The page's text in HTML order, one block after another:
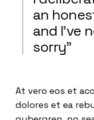
an
and I’ve
sorry”
At vero eos et
dolores et ea